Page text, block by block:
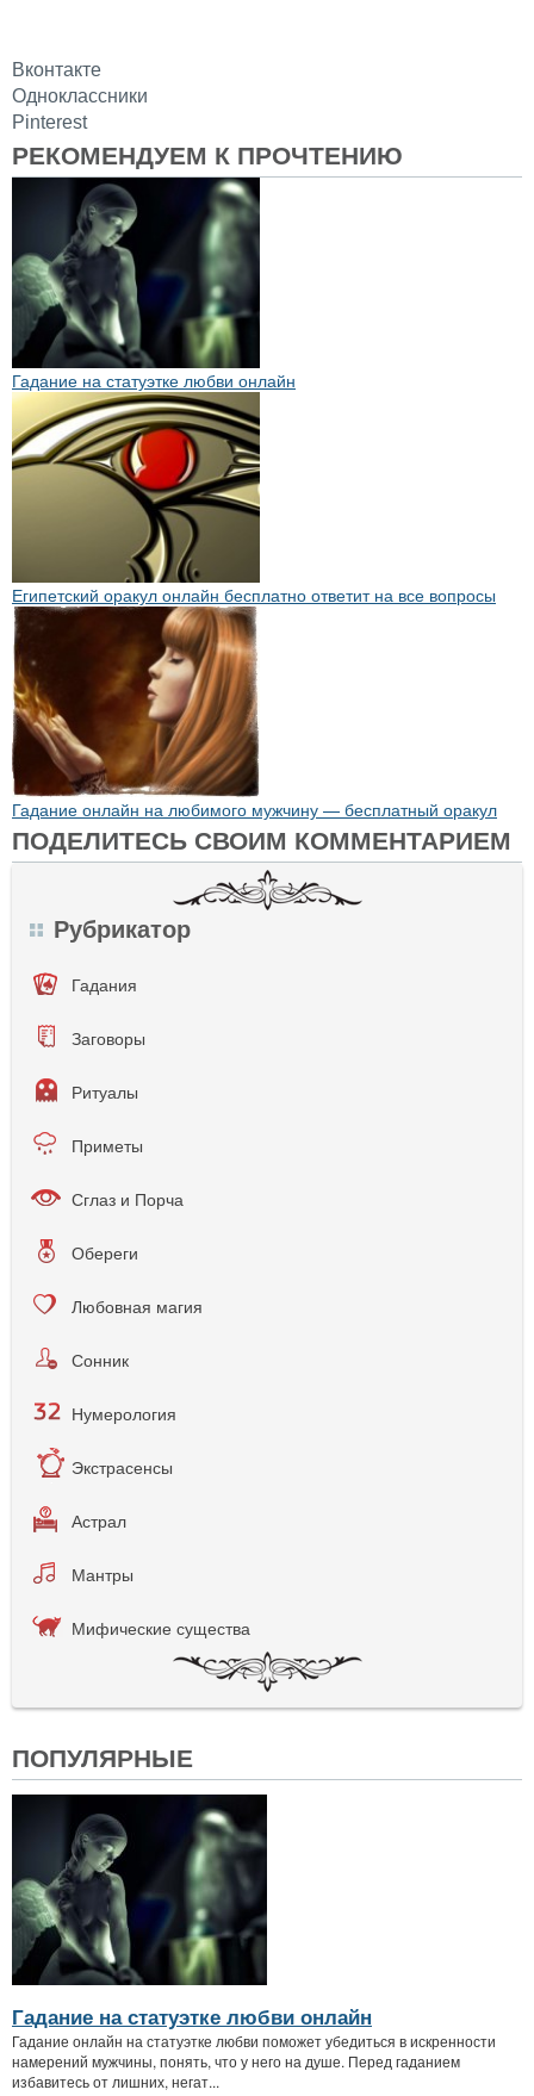
Вконтакте
Одноклассники
Pinterest
РЕКОМЕНДУЕМ К ПРОЧТЕНИЮ
Гадание на статуэтке любви онлайн
Египетский оракул онлайн бесплатно ответит на все вопросы
Гадание онлайн на любимого мужчину — бесплатный оракул
ПОДЕЛИТЕСЬ СВОИМ КОММЕНТАРИЕМ
Рубрикатор
Гадания
Заговоры
Ритуалы
Приметы
Сглаз и Порча
Обереги
Любовная магия
Сонник
Нумерология
Экстрасенсы
Астрал
Мантры
Мифические существа
ПОПУЛЯРНЫЕ
Гадание на статуэтке любви онлайн
Гадание онлайн на статуэтке любви поможет убедиться в искренности
намерений мужчины, понять, что у него на душе. Перед гаданием
избавитесь от лишних, негат...